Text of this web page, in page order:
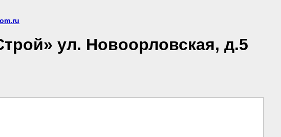
ул. Новоорловская, д.5